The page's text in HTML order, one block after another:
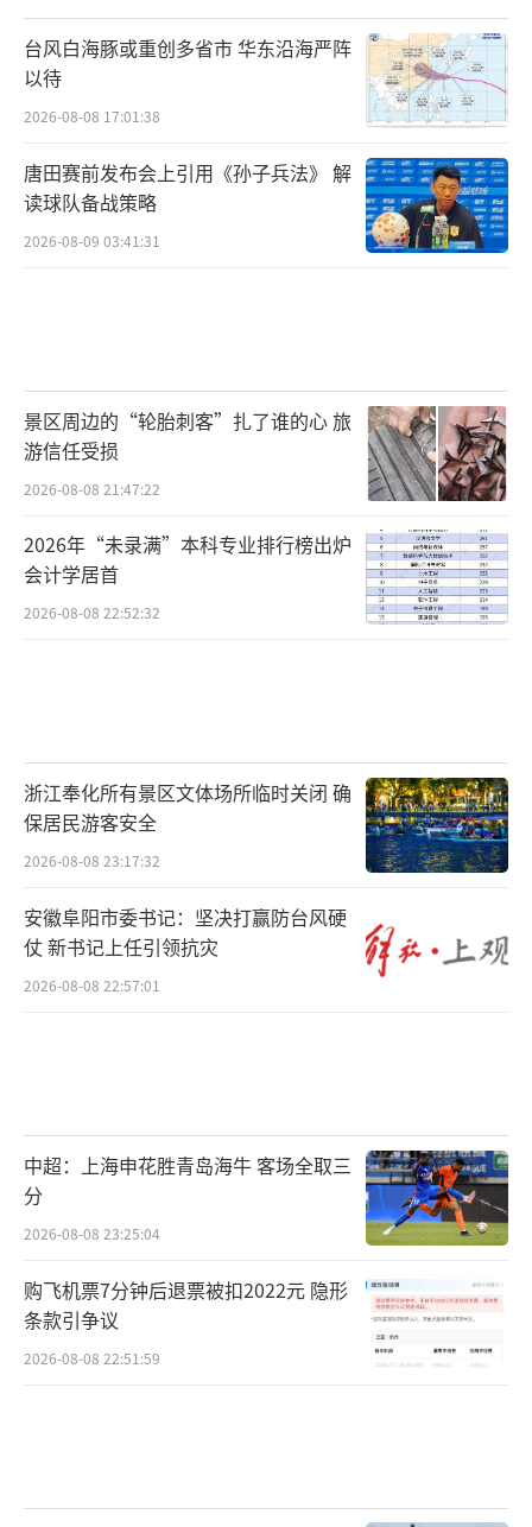
台风白海豚或重创多省市 华东沿海严阵
以待
2026-08-08 17:01:38
唐田赛前发布会上引用《孙子兵法》 解
读球队备战策略
2026-08-09 03:41:31
景区周边的“轮胎刺客”扎了谁的心 旅
游信任受损
2026-08-08 21:47:22
2026年“未录满”本科专业排行榜出炉
会计学居首
2026-08-08 22:52:32
浙江奉化所有景区文体场所临时关闭 确
保居民游客安全
2026-08-08 23:17:32
安徽阜阳市委书记：坚决打赢防台风硬
仗 新书记上任引领抗灾
2026-08-08 22:57:01
中超：上海申花胜青岛海牛 客场全取三
分
2026-08-08 23:25:04
购飞机票7分钟后退票被扣2022元 隐形
条款引争议
2026-08-08 22:51:59